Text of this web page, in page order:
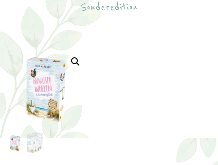
Sonderedition